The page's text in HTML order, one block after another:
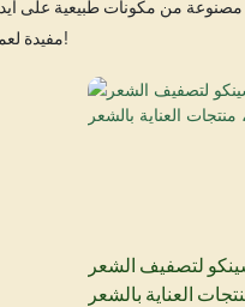
مصنوعة من مكونات طبيعية على
مفيدة لعملائنا في جميع أنحاء العالم!
لتصفيف الشعر
العناية بالشعر